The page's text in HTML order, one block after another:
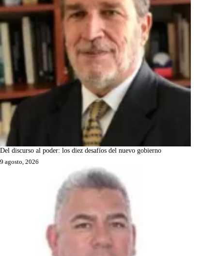
Del discurso al poder: los diez desafíos del nuevo gobierno
9 agosto, 2026